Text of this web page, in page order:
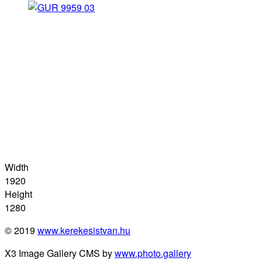
Width
1920
Height
1280
© 2019www.kerekesistvan.hu
X3 Image Gallery CMS bywww.photo.gallery